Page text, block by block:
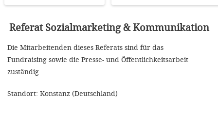
Referat Sozialmarketing & Kommunikation
Die Mitarbeitenden dieses Referats sind für das
Fundraising sowie die Presse- und Öffentlichkeitsarbeit
zuständig.
Standort: Konstanz (Deutschland)